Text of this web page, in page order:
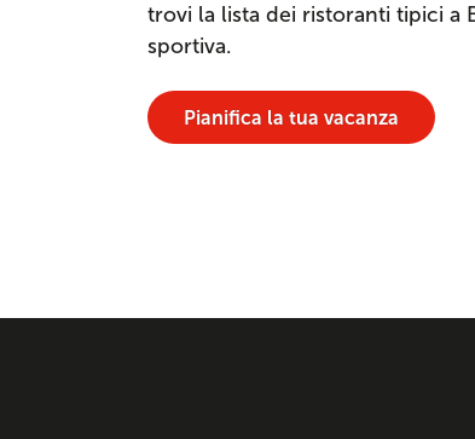
trovi la lista dei ristoranti tipici a
sportiva.
Pianifica la tua vacanza